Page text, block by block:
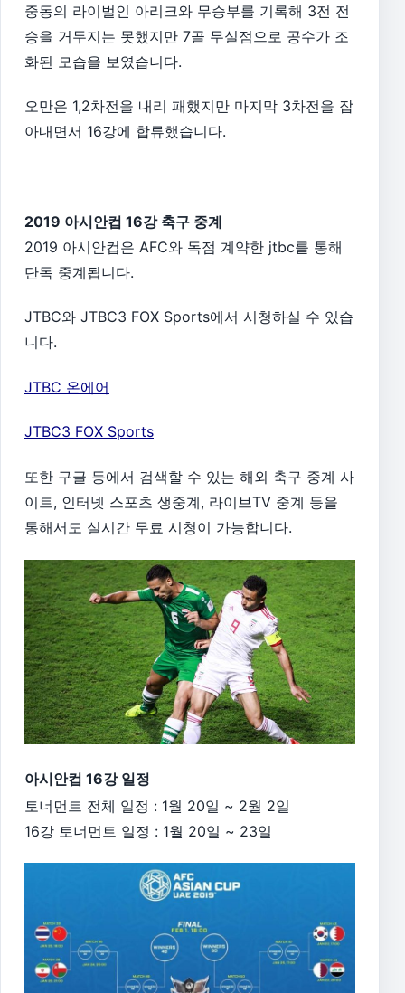
중동의 라이벌인 아리크와 무승부를 기록해 3전 전
승을 거두지는 못했지만 7골 무실점으로 공수가 조
화된 모습을 보였습니다.
오만은 1,2차전을 내리 패했지만 마지막 3차전을 잡
아내면서 16강에 합류했습니다.
2019 아시안컵 16강 축구 중계
2019 아시안컵은 AFC와 독점 계약한 jtbc를 통해
단독 중계됩니다.
JTBC와 JTBC3 FOX Sports에서 시청하실 수 있습
니다.
JTBC 온에어
JTBC3 FOX Sports
또한 구글 등에서 검색할 수 있는 해외 축구 중계 사
이트, 인터넷 스포츠 생중계, 라이브TV 중계 등을
통해서도 실시간 무료 시청이 가능합니다.
아시안컵 16강 일정
토너먼트 전체 일정 : 1월 20일 ~ 2월 2일
16강 토너먼트 일정 : 1월 20일 ~ 23일